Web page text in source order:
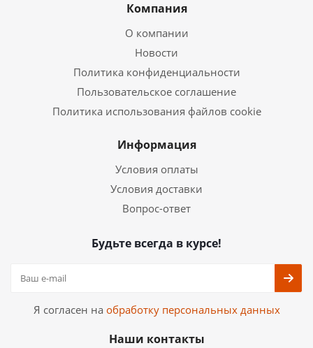
Компания
О компании
Новости
Политика конфиденциальности
Пользовательское соглашение
Политика использования файлов cookie
Информация
Условия оплаты
Условия доставки
Вопрос-ответ
Будьте всегда в курсе!
Я согласен на обработку персональных данных
Наши контакты